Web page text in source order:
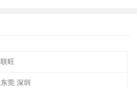
联旺
东莞 深圳